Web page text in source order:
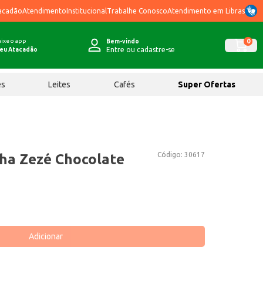
AtendimentoInstitucional Trabalhe ConoscoAtendimento em Libras
o app
Atacadão
Bem-vindo
Entre ou cadastre-se
0
Leites Cafés Super Ofertas
Código: 30617
Zezé Chocolate
Adicionar